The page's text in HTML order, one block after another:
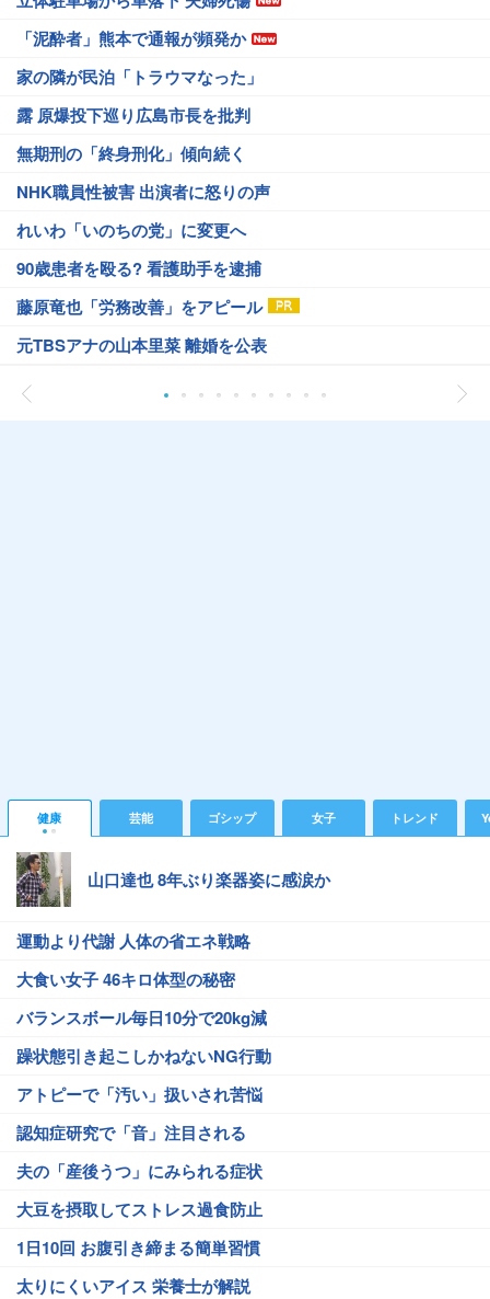
「泥酔者」熊本で通報が頻発か
家の隣が民泊「トラウマなった」
露 原爆投下巡り広島市長を批判
無期刑の「終身刑化」傾向続く
NHK職員性被害 出演者に怒りの声
れいわ「いのちの党」に変更へ
90歳患者を殴る? 看護助手を逮捕
藤原竜也「労務改善」をアピール
元TBSアナの山本里菜 離婚を公表
健康 芸能 ゴシップ 女子 トレンド
山口達也 8年ぶり楽器姿に感涙か
運動より代謝 人体の省エネ戦略
大食い女子 46キロ体型の秘密
バランスボール毎日10分で20kg減
躁状態引き起こしかねないNG行動
アトピーで「汚い」扱いされ苦悩
認知症研究で「音」注目される
夫の「産後うつ」にみられる症状
大豆を摂取してストレス過食防止
1日10回 お腹引き締まる簡単習慣
太りにくいアイス 栄養士が解説